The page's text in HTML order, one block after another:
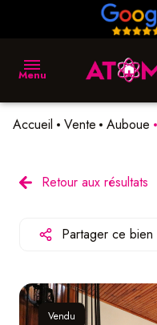
Menu
vente
estimer
Accueil Vente Auboue
Retour aux résultats
Partager ce bien
Vendu